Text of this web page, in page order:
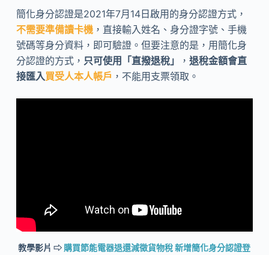
簡化身分認證是2021年7月14日啟用的身分認證方式，
不需要準備讀卡機，直接輸入姓名、身分證字號、手機
號碼等身分資料，即可驗證。但要注意的是，用簡化身
分認證的方式， 只可使用「直撥退稅」 ， 退稅金額會直
接匯入買受人本人帳戶 ，不能用支票領取。
教學影片 ⇨ 購買節能電器退還減徵貨物稅 新增簡化身分認證登